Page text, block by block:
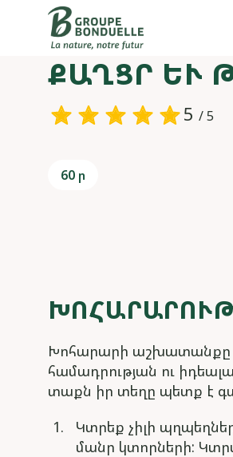
ՔԱՂՑՐ ԵՒ
5 / 5
60 ր
Խոհարարի աշխատանքը
համադրության ու
տաքն իր տեղը պետք է
Կտրեք չիլի
մանր կտորների: